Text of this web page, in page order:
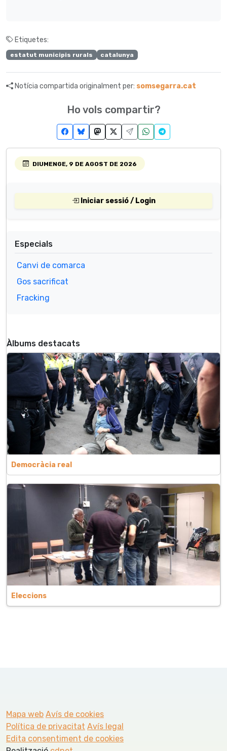
Etiquetes:
estatut municipis rurals catalunya
Notícia compartida originalment per: somsegarra.cat
Ho vols compartir?
DIUMENGE, 9 DE AGOST DE 2026
Iniciar sessió / Login
Especials
Canvi de comarca
Gos sacrificat
Fracking
Àlbums destacats
Democràcia real
Eleccions
Mapa web Avís de cookies
Política de privacitat Avís legal
Edita consentiment de cookies